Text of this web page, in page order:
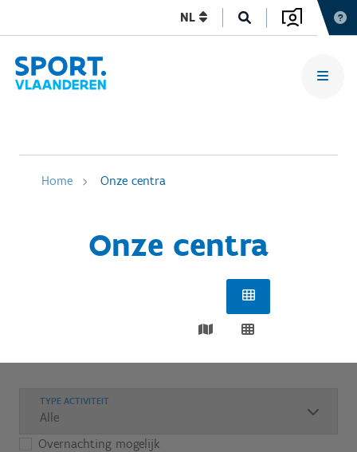
NL
Home Onze centra
Onze centra
TYPE ACTIVITEIT
Overnachting mogelijk